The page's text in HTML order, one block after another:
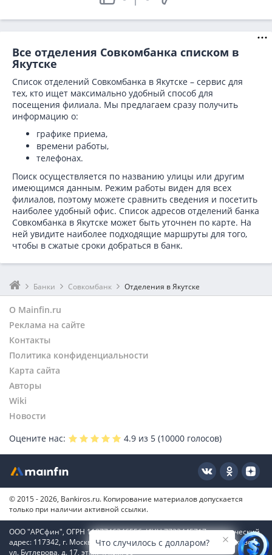
Все отделения Совкомбанка списком в
Якутске
Список отделений Совкомбанка в Якутске – сервис для
тех, кто ищет максимально удобный способ для
посещения филиала. Мы предлагаем сразу получить
информацию о:
графике приема,
времени работы,
телефонах.
Поиск осуществляется по названию улицы или другим
имеющимся данным. Режим работы виден для всех
филиалов, поэтому можете сравнить сведения и посетить
наиболее удобный офис. Список адресов отделений банка
Совкомбанка в Якутске может быть уточнен по карте. На
ней увидите наиболее подходящие маршруты для того,
чтобы в сжатые сроки добраться в банк.
Банки Совкомбанк Отделения в Якутске
О Mainfin.ru
Реклама на сайте
Контакты
Политика конфиденциальности
Карта сайта
Авторы
Wiki
Новости
Оцените нас:
4.9 из 5 (10000 голосов)
© 2015 - 2026, Bankiros.ru. Копирование материалов допускается
только при наличии активной ссылки.
ООО "АРСфин", ОГРН 1187746346556, ИНН 7722445717, юридический
адрес: 117342, г. Москва, вн. тер. г. муниципальный округ Коньково,
ул. Бутлерова, д. 17, этаж 4, ком. 66
Что случилось с долларом?